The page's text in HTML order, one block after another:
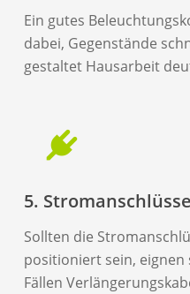
Ein gutes
dabei, Gegenstände
gestaltet Hausarbeit
5. Stromanschlüsse
Sollten die
positioniert sein, eignen
Fällen